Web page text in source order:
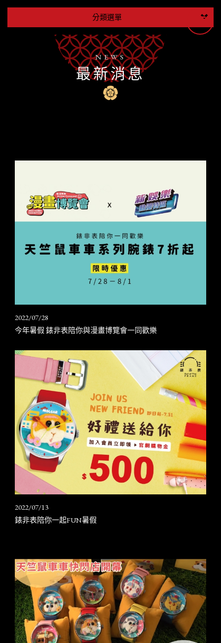
分類選單
NEWS
最新消息
2022/07/28
今年暑假 錶非表陪你與漫畫博覽會一同歡樂
2022/07/13
錶非表陪你一起FUN暑假